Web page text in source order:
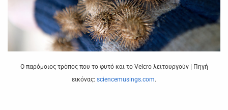
Ο παρόμοιος τρόπος που το φυτό και το Velcro λειτουργούν | Πηγή
εικόνας: sciencemusings.com.